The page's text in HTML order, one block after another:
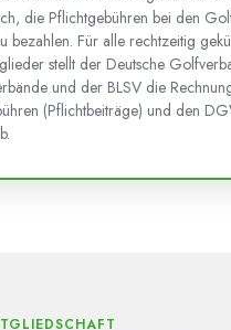
die Pflichtgebühren bei den
bezahlen. Für alle rechtzeitig
stellt der Deutsche
und der BLSV die
(Pflichtbeiträge) und den